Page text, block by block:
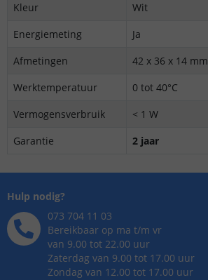
Kleur
Wit
Energiemeting
Ja
Afmetingen
42 x 36 x 14 mm
Werktemperatuur
0 tot 40°C
Vermogensverbruik
< 1 W
Garantie
2 jaar
Hulp nodig?
073 704 11 03
Bereikbaar op ma t/m vr
van 9.00 tot 22.00 uur
Zaterdag van 9.00 tot 17.00 uur
Zondag van 12.00 tot 17.00 uur